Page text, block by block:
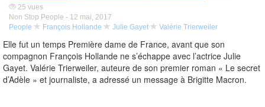
25 vues
Non Stop People - 12 mai, 2017
People
François Hollande Julie Gayet Valérie Trierweiler
Elle fut un temps Première dame de France, avant que son
compagnon François Hollande ne s’échappe avec l’actrice Julie
Gayet. Valérie Trierweiler, auteure de son premier roman « Le secret
d’Adèle » et journaliste, a adressé un message à Brigitte Macron.